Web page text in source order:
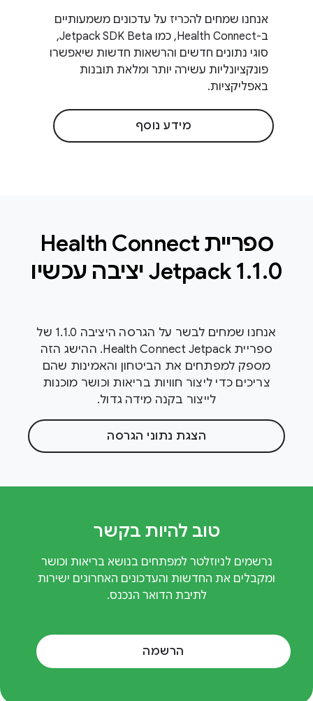
אנחנו שמחים להכריז על עדכונים משמעותיים
ב-Health Connect, כמו Jetpack SDK Beta,
סוגי נתונים חדשים והרשאות חדשות שיאפשרו
פונקציונליות עשירה יותר ומלאת תובנות
באפליקציות.
מידע נוסף
ספריית Health Connect
Jetpack 1.1.0 יציבה עכשיו
אנחנו שמחים לבשר על הגרסה היציבה 1.1.0 של
ספריית Health Connect Jetpack. ההישג הזה
מספק למפתחים את הביטחון והאמינות שהם
צריכים כדי ליצור חוויות בריאות וכושר מוכנות
לייצור בקנה מידה גדול.
הצגת נתוני הגרסה
טוב להיות בקשר
נרשמים לניוזלטר למפתחים בנושא בריאות וכושר
ומקבלים את החדשות והעדכונים האחרונים ישירות
לתיבת הדואר הנכנס.
הרשמה